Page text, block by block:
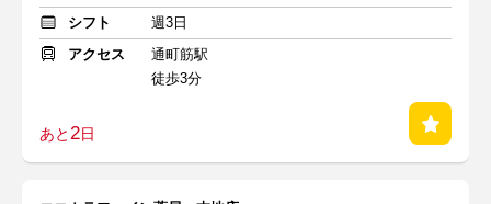
シフト
週3日
アクセス
通町筋駅
徒歩3分
あと2日